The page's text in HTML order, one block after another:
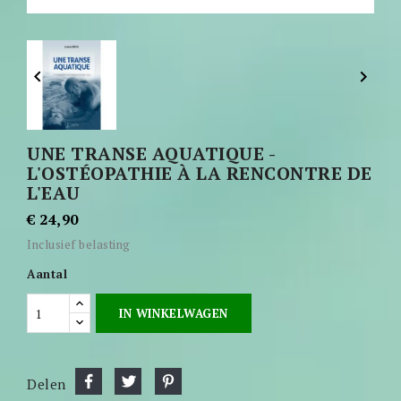
 
UNE TRANSE AQUATIQUE -
L'OSTÉOPATHIE À LA RENCONTRE DE
L'EAU
€ 24,90
Inclusief belasting
Aantal
IN WINKELWAGEN
Delen